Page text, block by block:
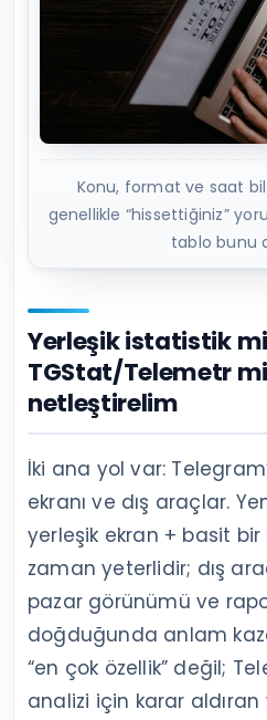
Konu, format ve saat
genellikle “hissettiğiniz”
tablo bunu
Yerleşik istatistik
TGStat/Telemetr
netleştirelim
İki ana yol var:
ekranı ve dış araçlar.
yerleşik ekran + basit
zaman yeterlidir; dış
pazar görünümü ve
doğduğunda anlam
“en çok özellik” değil;
analizi için karar